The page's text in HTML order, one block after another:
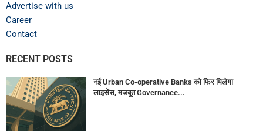
Advertise with us
Career
Contact
RECENT POSTS
नई Urban Co-operative Banks को फिर मिलेगा
लाइसेंस, मजबूत Governance...